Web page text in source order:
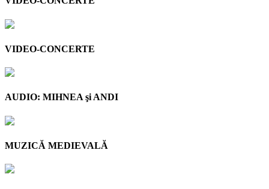
VIDEO-CONCERTE
AUDIO: MIHNEA şi ANDI
MUZICĂ MEDIEVALĂ